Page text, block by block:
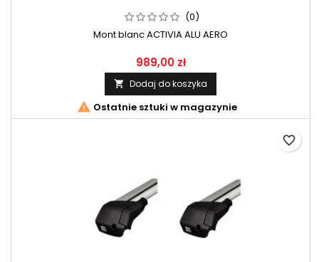
(0)
Mont blanc ACTIVIA ALU AERO
989,00 zł
 Dodaj do koszyka
 Ostatnie sztuki w magazynie
favorite_border